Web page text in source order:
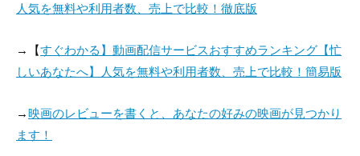
人気を無料や利用者数、売上で比較！徹底版
→【すぐわかる】動画配信サービスおすすめランキング【忙
しいあなたへ】人気を無料や利用者数、売上で比較！簡易版
→映画のレビューを書くと、あなたの好みの映画が見つかり
ます！